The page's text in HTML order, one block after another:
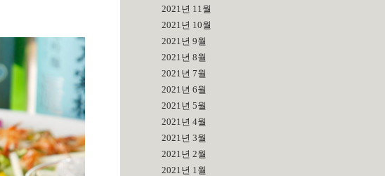
2021년 11월
2021년 10월
2021년 9월
2021년 8월
2021년 7월
2021년 6월
2021년 5월
2021년 4월
2021년 3월
2021년 2월
2021년 1월